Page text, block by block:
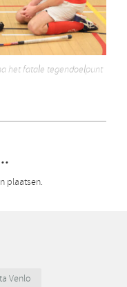
het fatale tegendoelpunt
plaatsen.
Venlo